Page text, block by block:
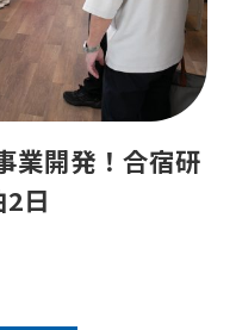
業開発！合宿研
日